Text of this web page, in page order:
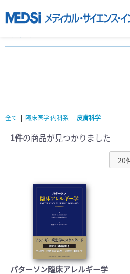
臨床医学:一般(359) 臨床医学:内科系(407)
基礎医学(93)
看護学(21)
医療技術(16)
栄養学(0)
薬学(7)
医学一般(91)
全て | 臨床医学:内科系 | 皮膚科学
1件の商品が見つかりました
パターソン臨床アレルギー学